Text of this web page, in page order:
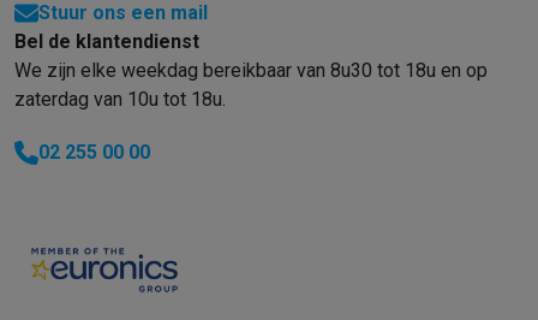
Stuur ons een mail
Bel de klantendienst
We zijn elke weekdag bereikbaar van 8u30 tot 18u en op
zaterdag van 10u tot 18u.
02 255 00 00